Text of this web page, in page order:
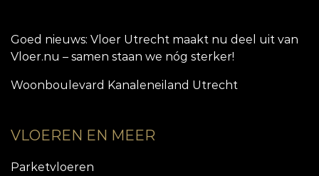
Goed nieuws: Vloer Utrecht maakt nu deel uit van
Vloer.nu – samen staan we nóg sterker!
Woonboulevard Kanaleneiland Utrecht
VLOEREN EN MEER
Parketvloeren